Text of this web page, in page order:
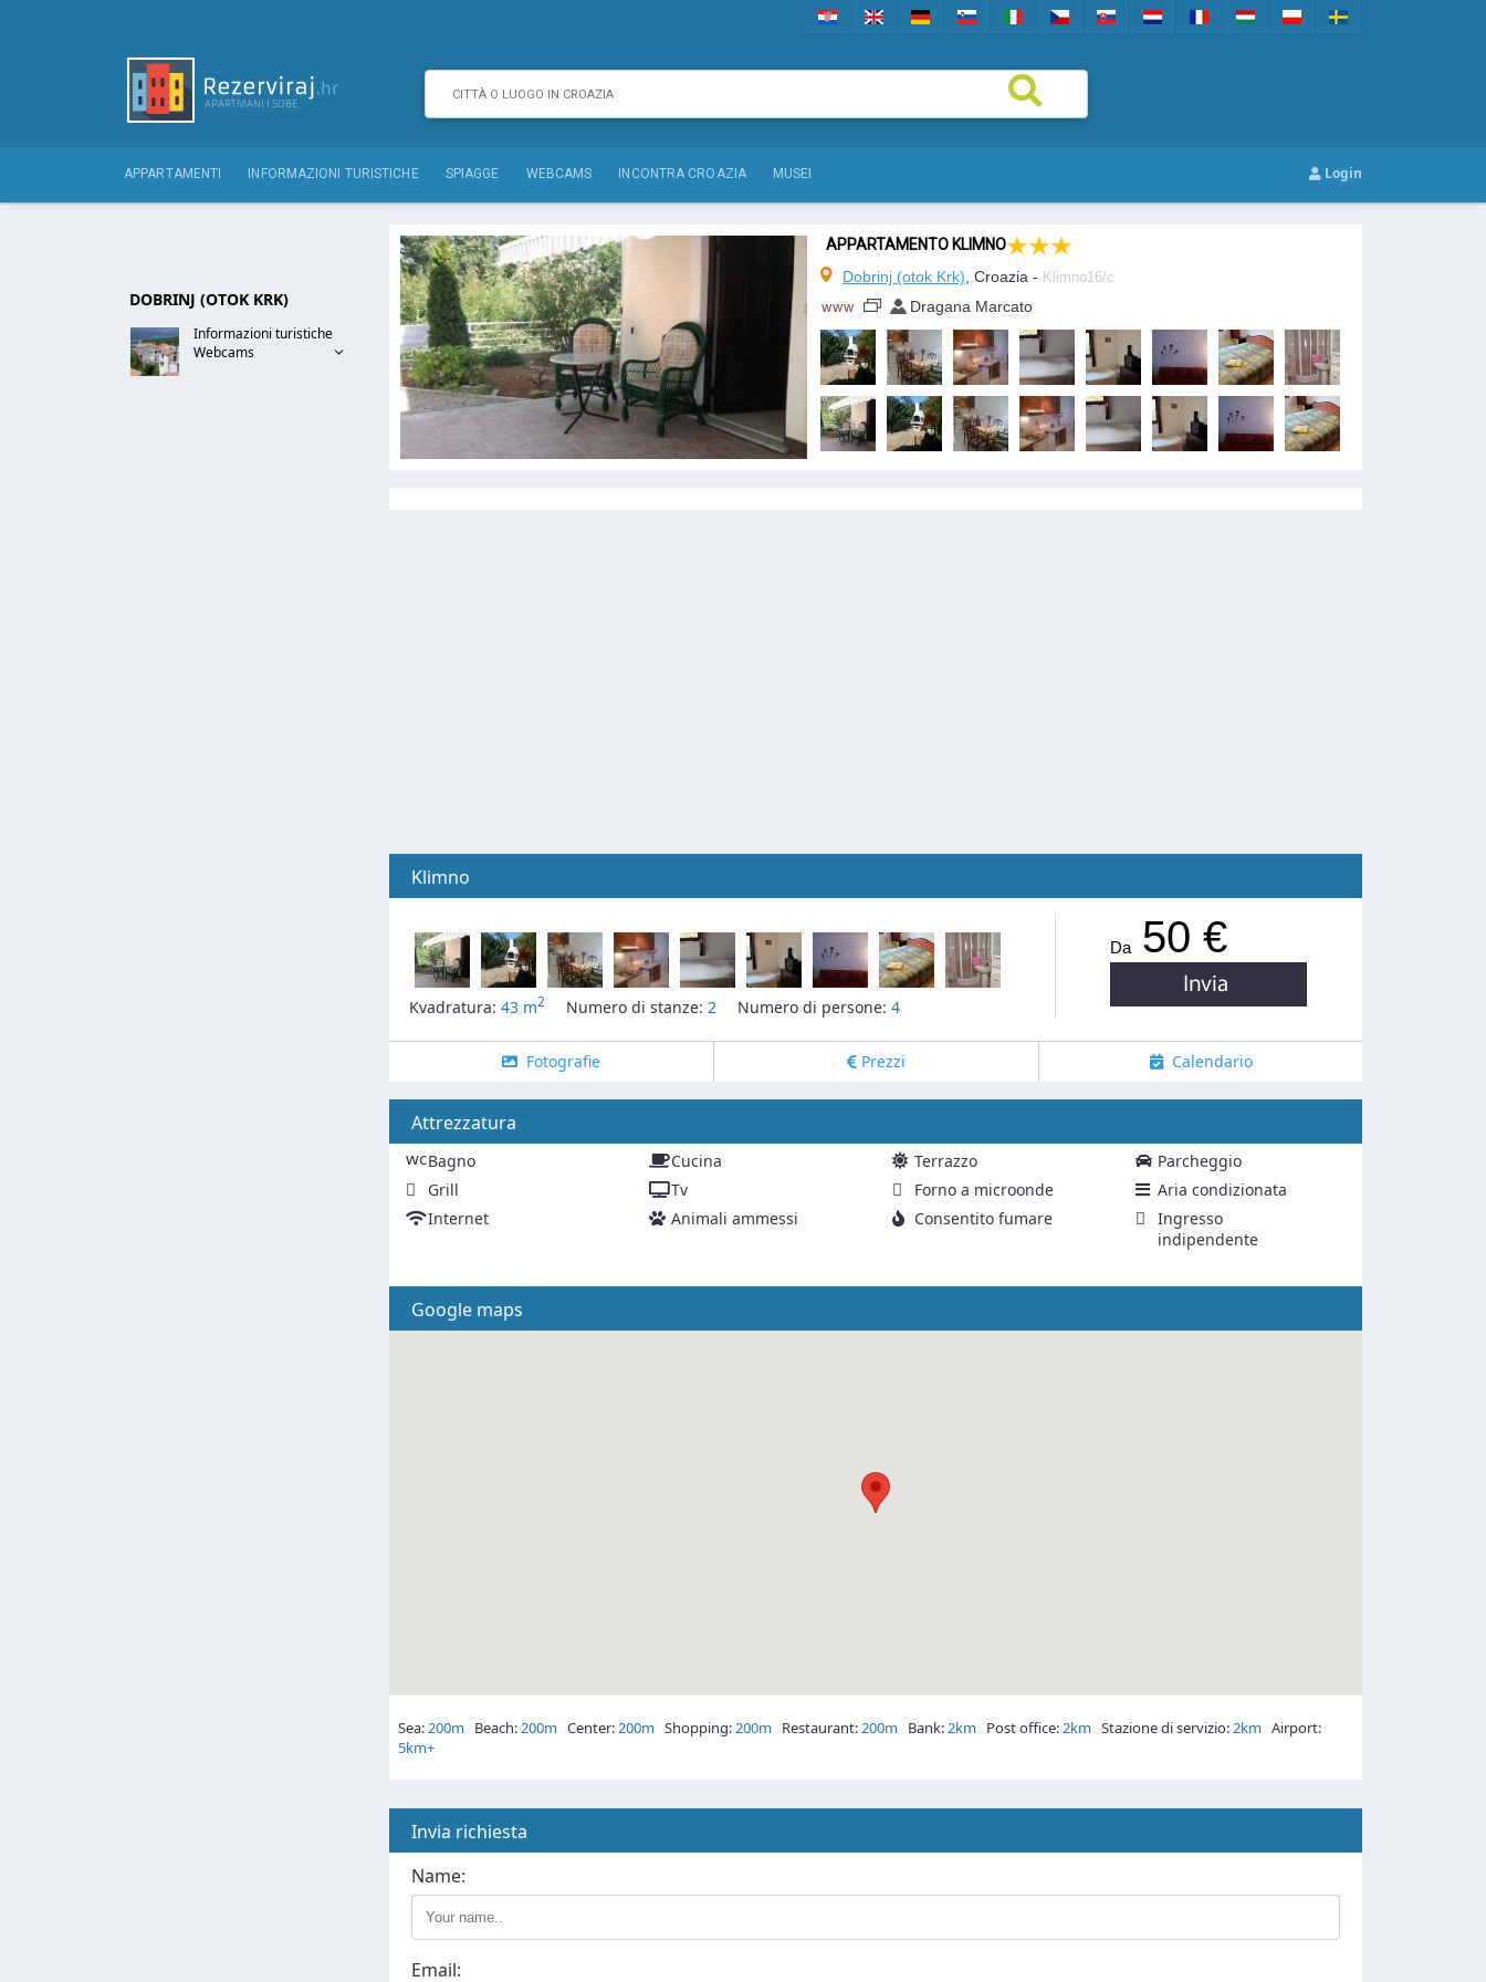
APPARTAMENTI INFORMAZIONI TURISTICHE SPIAGGE WEBCAMS INCONTRA CROAZIA MUSEI Login
DOBRINJ (OTOK KRK)
Informazioni turistiche
Webcams
APPARTAMENTO KLIMNO
Dobrinj (otok Krk) , Croazia - Klimno16/c
Dragana Marcato
Klimno
Kvadratura: 43 m2 Numero di stanze: 2 Numero di persone: 4
Da 50 €
Fotografie Prezzi Calendario
Attrezzatura
wcBagno Cucina Terrazzo
Parcheggio
Grill
Tv Forno a microonde
Aria condizionata
Internet
Animali ammessi Consentito fumare
Ingresso
indipendente
Google maps
Sea:200m Beach:200m Center:200m Shopping:200m Restaurant:200m Bank:2km Post office:2km Stazione di servizio:2km Airport:
5km+
Invia richiesta
Name:
Email: